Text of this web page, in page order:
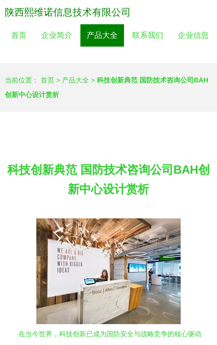
陕西熙维诺信息技术有限公司
首页 企业简介 产品大全 联系我们 企业信息
当前位置： 首页 > 产品大全 > 科技创新典范 国防技术咨询公司BAH
创新中心设计赏析
科技创新典范 国防技术咨询公司BAH创
新中心设计赏析
在当今世界，科技创新已成为国防安全与战略竞争的核心驱动